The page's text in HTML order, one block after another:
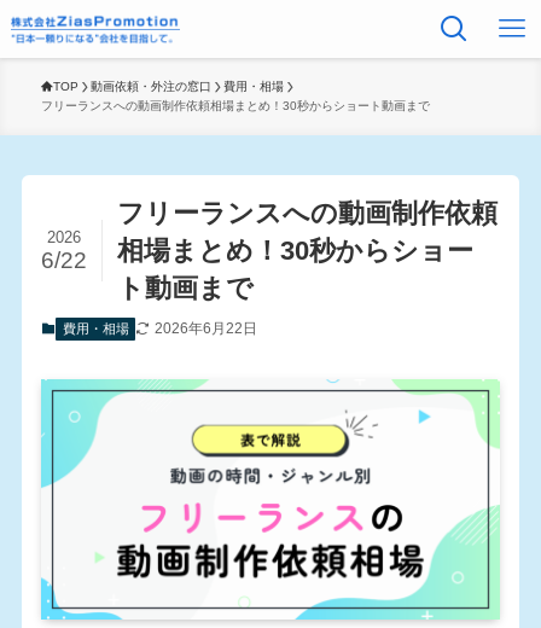
TOP 動画依頼・外注の窓口
費用・相場
フリーランスへの動画制作依頼相場まとめ！30秒からショート動画まで
フリーランスへの動画制作依頼
相場まとめ！30秒からショー
ト動画まで
2026
6/22
費用・相場 2026年6月22日